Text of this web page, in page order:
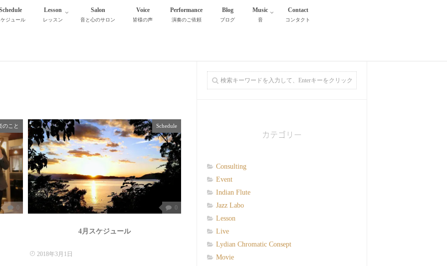
ケジュール
Lesson
レッスン
Salon
音と心のサロン
Voice
皆様の声
Performance
演奏のご依頼
Blog
ブログ
Music
音
Contact
コンタクト
のこと
0
Schedule
0
4月スケジュール
2018年3月1日
カテゴリー
Consulting
Event
Indian Flute
Jazz Labo
Lesson
Live
Lydian Chromatic Consept
Movie